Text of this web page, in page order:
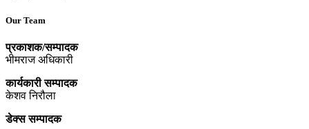
Our Team
प्रकाशक/सम्पादक
भीमराज अधिकारी
कार्यकारी सम्पादक
केशव निरौला
डेक्स सम्पादक